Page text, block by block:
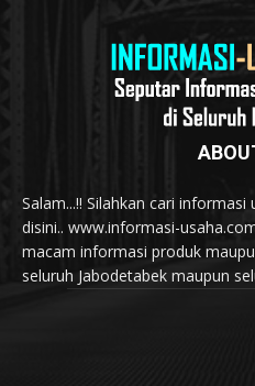
Salam...!! Silahkan cari
disini.. www.informasi-
macam informasi produk
seluruh Jabodetabek maupun